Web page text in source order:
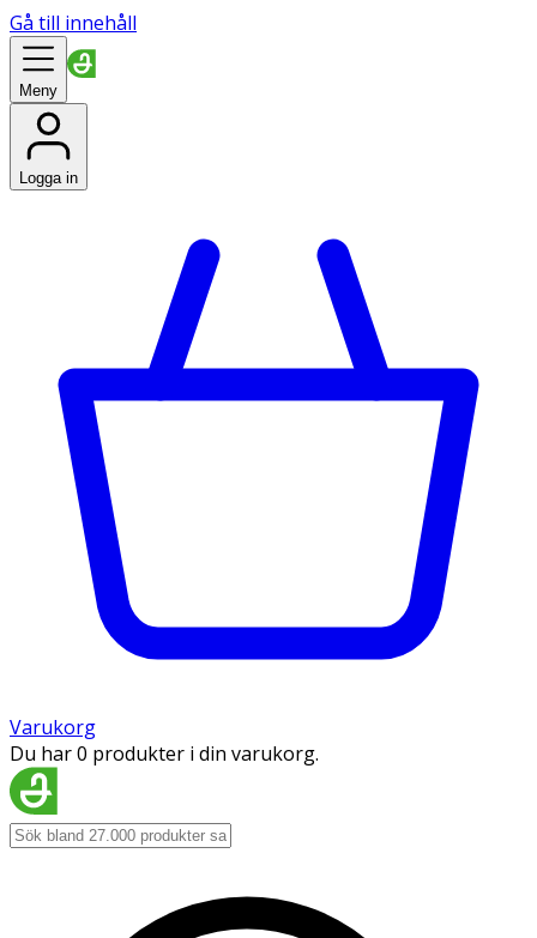
Gå till innehåll
Meny
Logga in
Varukorg
Du har 0 produkter i din varukorg.